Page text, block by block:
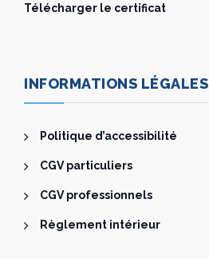
Télécharger le certificat
INFORMATIONS LÉGALES
Politique d’accessibilité
CGV particuliers
CGV professionnels
Règlement intérieur